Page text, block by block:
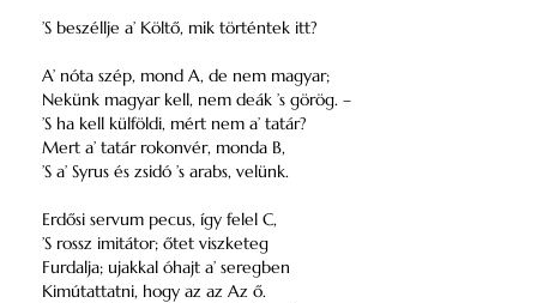
’S beszéllje a’ Költő, mik történtek itt?
A’ nóta szép, mond A, de nem magyar;
Nekünk magyar kell, nem deák ’s görög. –
’S ha kell külföldi, mért nem a’ tatár?
Mert a’ tatár rokonvér, monda B,
’S a’ Syrus és zsidó ’s arabs, velünk.
Erdősi servum pecus, így felel C,
’S rossz imitátor; őtet viszketeg
Furdalja; ujakkal óhajt a’ seregben
Kimútattatni, hogy az az Az ő.